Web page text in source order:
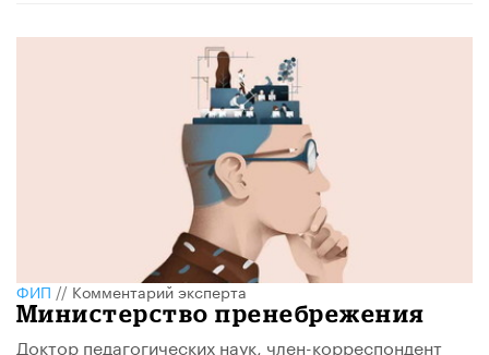
ФИП//Комментарий эксперта
Министерство пренебрежения
Доктор педагогических наук, член-корреспондент